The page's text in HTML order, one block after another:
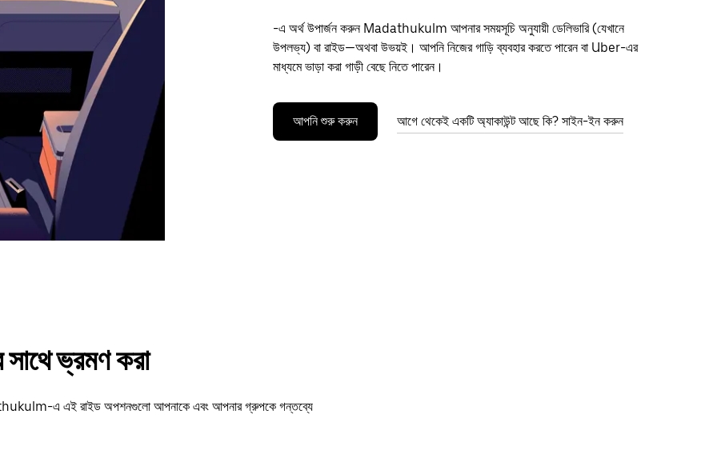
-এ অর্থ উপার্জন করুন Madathukulm আপনার সময়সূচি অনুযায়ী ডেলিভারি (যেখানে
উপলভ্য) বা রাইড—অথবা উভয়ই। আপনি নিজের গাড়ি ব্যবহার করতে পারেন বা Uber-এর
মাধ্যমে ভাড়া করা গাড়ী বেছে নিতে পারেন।
আপনি শুরু করুন আগে থেকেই একটি অ্যাকাউন্ট আছে কি? সাইন-ইন করুন
ভ্রমণ করা
এ এই রাইড অপশনগুলো আপনাকে এবং আপনার গ্রুপকে গন্তব্যে